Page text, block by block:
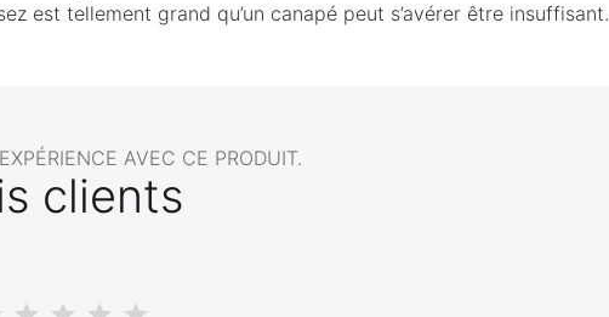
est tellement grand qu’un canapé peut s’avérer être insuffisant.
AVEC CE PRODUIT.
clients